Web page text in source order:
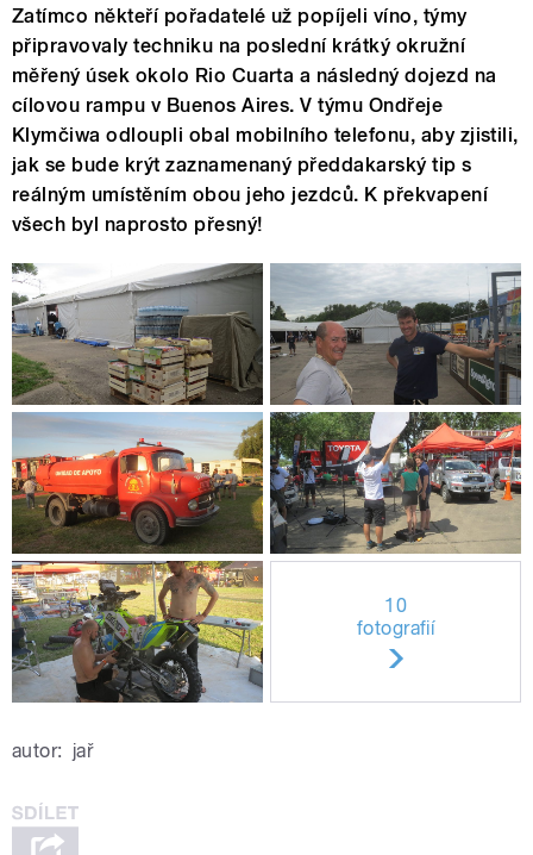
Zatímco někteří pořadatelé už popíjeli víno, týmy
připravovaly techniku na poslední krátký okružní
měřený úsek okolo Rio Cuarta a následný dojezd na
cílovou rampu v Buenos Aires. V týmu Ondřeje
Klymčiwa odloupli obal mobilního telefonu, aby zjistili,
jak se bude krýt zaznamenaný předdakarský tip s
reálným umístěním obou jeho jezdců. K překvapení
všech byl naprosto přesný!
10
fotografií
autor: jař